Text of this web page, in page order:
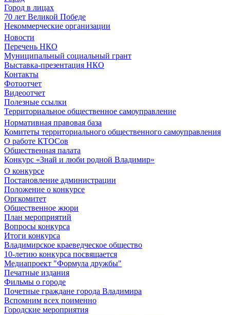
Город в лицах
70 лет Великой Победе
Некоммерческие организации
Новости
Перечень НКО
Муниципальный социальный грант
Выставка-презентация НКО
Контакты
Фотоотчет
Видеоотчет
Полезные ссылки
Территориальное общественное самоуправление
Нормативная правовая база
Комитеты территориального общественного самоуправления
О работе КТОСов
Общественная палата
Конкурс «Знай и люби родной Владимир»
О конкурсе
Постановление администрации
Положение о конкурсе
Оргкомитет
Общественное жюри
План мероприятий
Вопросы конкурса
Итоги конкурса
Владимирское краеведческое общество
10-летию конкурса посвящается
Медиапроект "Формула дружбы"
Печатные издания
Фильмы о городе
Почетные граждане города Владимира
Вспомним всех поименно
Городские мероприятия